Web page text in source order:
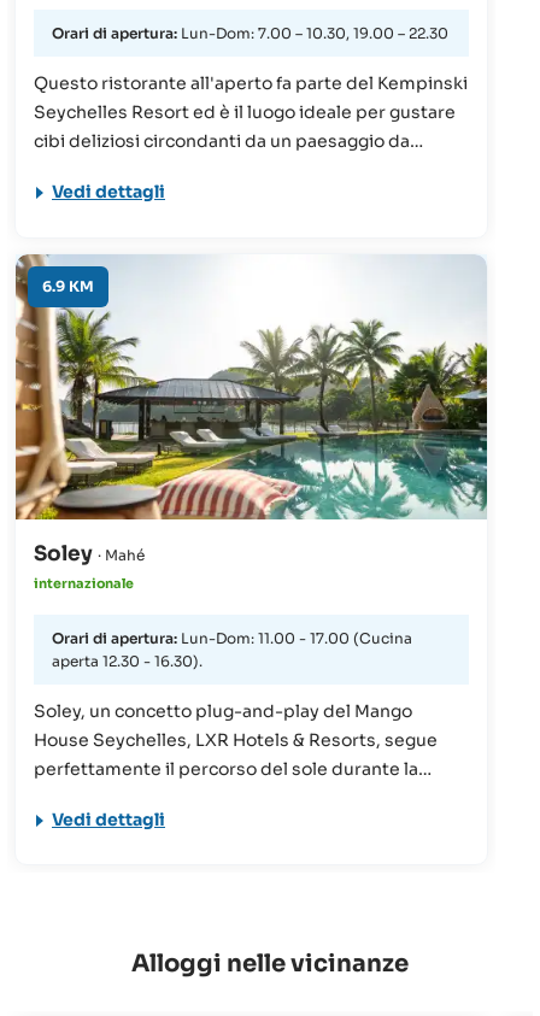
Orari di apertura: Lun-Dom: 7.00 – 10.30, 19.00 – 22.30
Questo ristorante all'aperto fa parte del Kempinski
Seychelles Resort ed è il luogo ideale per gustare
cibi deliziosi circondanti da un paesaggio da
una pausa caffè: qui troverete in ogni occasione
Vedi dettagli
6.9 KM
Soley · Mahé
internazionale
Orari di apertura: Lun-Dom: 11.00 - 17.00 (Cucina
aperta 12.30 - 16.30).
Soley, un concetto plug-and-play del Mango
House Seychelles, LXR Hotels & Resorts, segue
perfettamente il percorso del sole durante la
acquatiche, Soley offre snorkeling, kayak e paddle
gustare un pranzo delizioso. L'atmosfera vivace e
Vedi dettagli
Alloggi nelle vicinanze